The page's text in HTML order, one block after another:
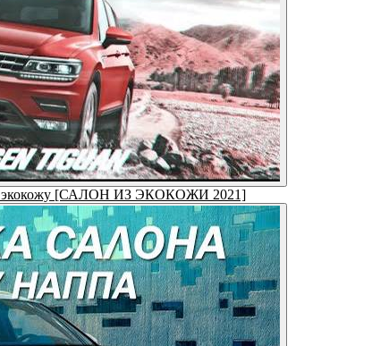
в экокожу [САЛОН ИЗ ЭКОКОЖИ 2021]